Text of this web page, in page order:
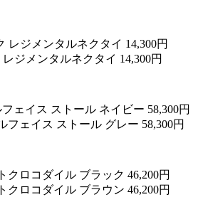
レジメンタルネクタイ 14,300円
ジメンタルネクタイ 14,300円
ェイス ストール ネイビー 58,300円
フェイス ストール グレー 58,300円
クロコダイル ブラック 46,200円
クロコダイル ブラウン 46,200円